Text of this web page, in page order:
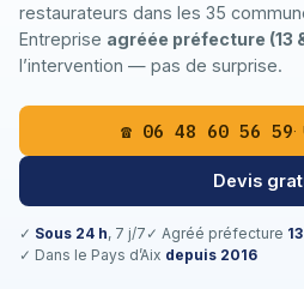
restaurateurs dans les 35
Entreprise agréée préfecture (13
l’intervention — pas de surprise.
☎ 06 48 60 56 59·
Devis
✓ Sous 24 h, 7 j/7 ✓ Agréé préfecture
✓ Dans le Pays d’Aix depuis 2016